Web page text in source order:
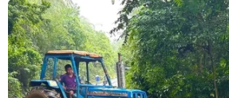
thông xã hội như Facebook và